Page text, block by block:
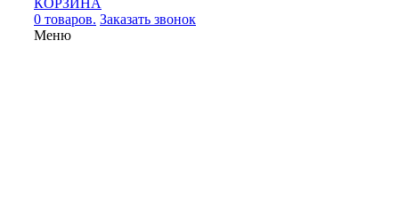
КОРЗИНА
0 товаров. Заказать звонок
Меню